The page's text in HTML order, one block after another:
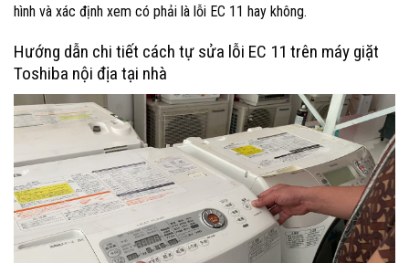
hình và xác định xem có phải là lỗi EC 11 hay không.
Hướng dẫn chi tiết cách tự sửa lỗi EC 11 trên máy giặt
Toshiba nội địa tại nhà